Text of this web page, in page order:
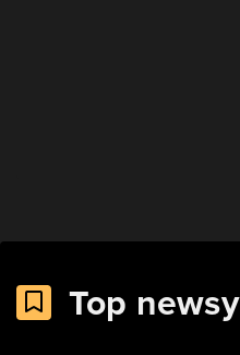
Top newsy